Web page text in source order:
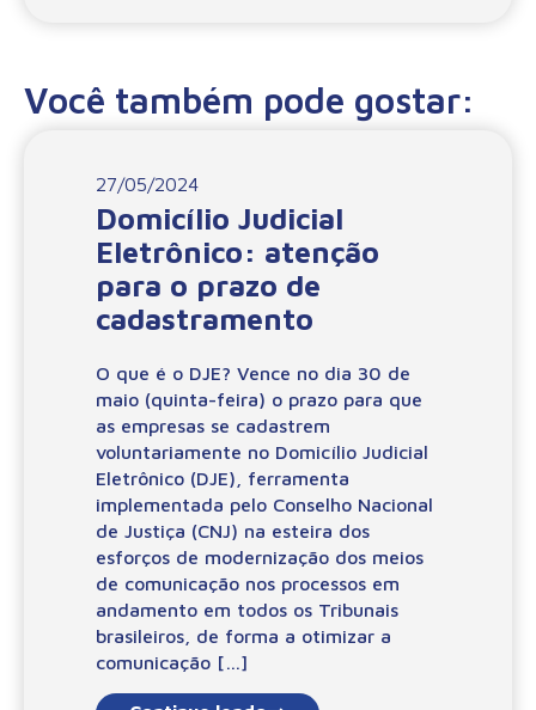
Você também pode gostar:
27/05/2024
Domicílio Judicial
Eletrônico: atenção
para o prazo de
cadastramento
O que é o DJE? Vence no dia 30 de
maio (quinta-feira) o prazo para que
as empresas se cadastrem
voluntariamente no Domicílio Judicial
Eletrônico (DJE), ferramenta
implementada pelo Conselho Nacional
de Justiça (CNJ) na esteira dos
esforços de modernização dos meios
de comunicação nos processos em
andamento em todos os Tribunais
brasileiros, de forma a otimizar a
comunicação […]